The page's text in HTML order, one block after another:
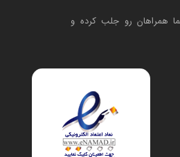
همراهان رو جلب کرده و